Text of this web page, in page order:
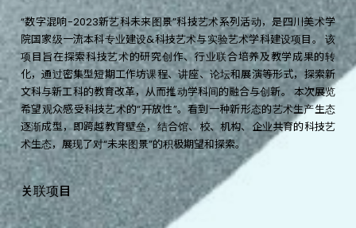
“数字混响-2023新艺科未来图景”科技艺术系列活动，是四川美术学
院国家级一流本科专业建设&科技艺术与实验艺术学科建设项目。 该
项目旨在探索科技艺术的研究创作、行业联合培养及教学成果的转
化，通过密集型短期工作坊课程、讲座、论坛和展演等形式，探索新
文科与新工科的教育改革，从而推动学科间的融合与创新。 本次展览
希望观众感受科技艺术的“开放性”。看到一种新形态的艺术生产生态
逐渐成型，即跨越教育壁垒，结合馆、校、机构、企业共育的科技艺
术生态，展现了对“未来图景”的积极期望和探索。
关联项目